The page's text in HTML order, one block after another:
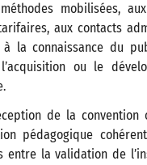
mobilisées,
aux contacts
à la connaissance du
ou le
de la
pédagogique
la validation de